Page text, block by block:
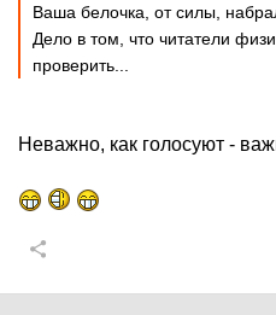
Ваша белочка, от силы,
Дело в том, что читатели
проверить...
Неважно, как голосуют -